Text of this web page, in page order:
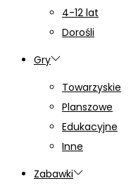
4-12 lat
Dorośli
Gry
Towarzyskie
Planszowe
Edukacyjne
Inne
Zabawki